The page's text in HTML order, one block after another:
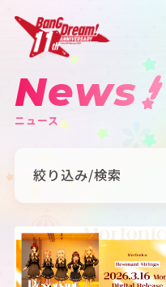
Home
Live•Event
Game
News
ニュース
絞り込み/検索
すべて お知らせ
リリース
グッズ